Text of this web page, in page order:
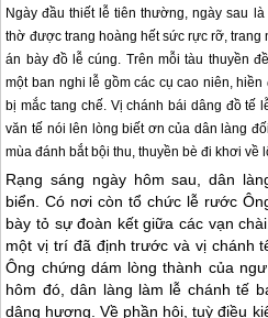
Ngày đầu thiết lễ tiên thường, ngày sau
thờ được trang hoàng hết sức rực rỡ,
án bày đồ lễ cúng. Trên mỗi tàu thuyền
một ban nghi lễ gồm các cụ cao niên,
bị mắc tang chế. Vị chánh bái dâng đồ tế
văn tế nói lên lòng biết ơn của dân làng
mùa đánh bắt bội thu, thuyền bè đi khơi về
Rạng sáng ngày hôm sau, dân
biển. Có nơi còn tổ chức lễ rước
bày tỏ sự đoàn kết giữa các vạn
một vị trí đã định trước và vị chánh
Ông chứng dám lòng thành của
hôm đó, dân làng làm lễ chánh tế
dâng hương. Về phần hội, tuỳ điều